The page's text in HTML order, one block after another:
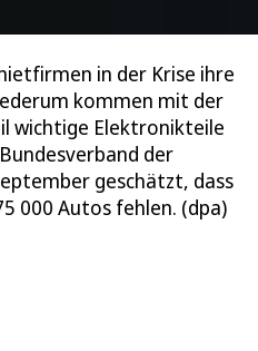
in der Krise ihre
kommen mit der
wichtige Elektronikteile
der
geschätzt, dass
000 Autos fehlen. (dpa)